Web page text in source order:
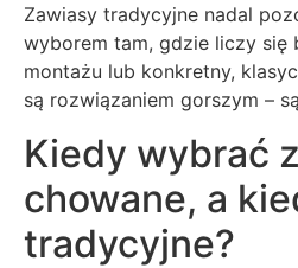
Zawiasy tradycyjne nadal
wyborem tam, gdzie liczy się
montażu lub konkretny,
są rozwiązaniem gorszym –
Kiedy wybrać
chowane, a
tradycyjne?